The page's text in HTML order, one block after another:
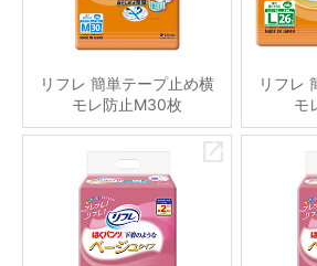
リフレ 簡単テープ止め横
モレ防止M30枚
リフレ
モ